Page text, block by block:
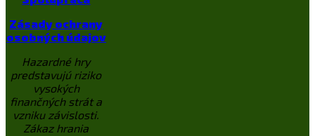
Zásady ochrany
osobných údajov
Hazardné hry
predstavujú riziko
vysokých
finančných strát a
vzniku závislosti.
Zákaz hrania